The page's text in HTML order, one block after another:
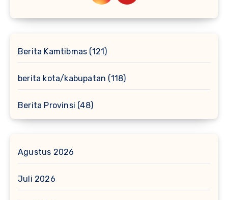
Berita Kamtibmas (121)
berita kota/kabupatan (118)
Berita Provinsi (48)
Agustus 2026
Juli 2026